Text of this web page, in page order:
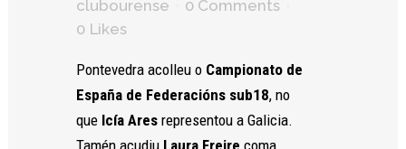
clubourense
0 Comments
0 Likes
Pontevedra acolleu o Campionato de
España de Federacións sub18, no
que Icía Ares representou a Galicia.
Tamén acudiu Laura Freire coma